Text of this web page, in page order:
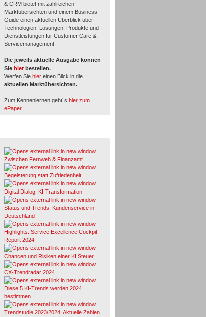
& CRM bietet mit zahlreichen
Marktübersichten und einem Business-
Guide einen aktuellen Überblick über
Technologien, Lösungen, Produkte und
Dienstleistungen für Customer Care &
Servicemanagement.
Die jeweils aktuelle Ausgabe können
Sie hier bestellen.
Werfen Sie hier einen Blick in die
aktuellen Marktübersichten.
Zum Kennenlernen geht´s hier zum
ePaper.
Zwischen Fernweh & Finanzamt
Begeisterung statt Zufriedenheit
Digital Dialog: KI-Transformation
Status und Trends: Kundenservice in
Deutschland
Highlights: Service Excellence Cockpit
Report 2024
Chancen und Risiken einer KI Steuer
CX-Trendradar 2024
Diese 5 KI-Trends werden 2024
bestimmen.
Trendstudie 2023/2024: Aktuelle Zahlen